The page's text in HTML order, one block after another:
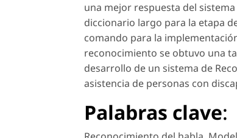
una mejor respuesta del
diccionario largo para la etapa
comando para la
reconocimiento se obtuvo una
desarrollo de un sistema de
asistencia de personas con
Palabras clave: